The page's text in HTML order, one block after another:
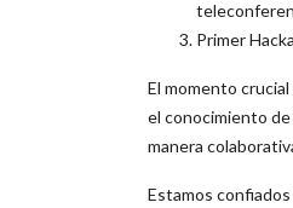
Primer
El momento
el conocimiento
manera
Estamos